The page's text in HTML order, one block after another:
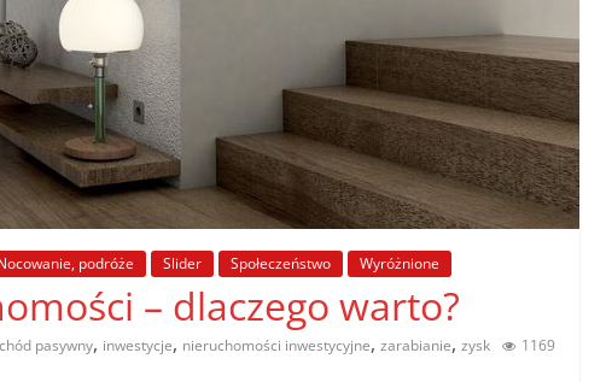
podróże Slider Społeczeństwo Wyróżnione
– dlaczego warto?
pasywny, inwestycje, nieruchomości inwestycyjne, zarabianie, zysk
1169